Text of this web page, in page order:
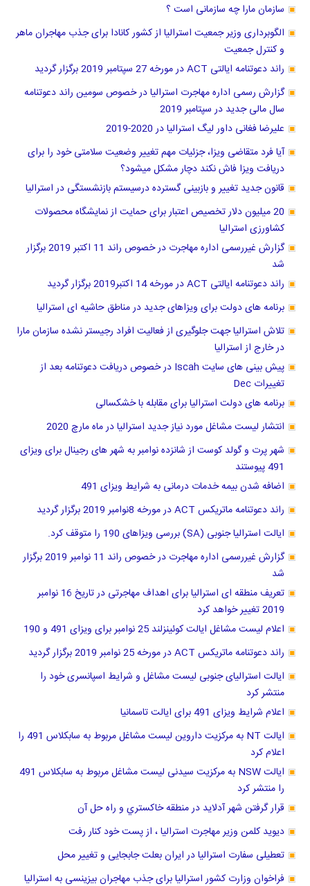
سازمان مارا چه سازمانی است ؟
الگوبرداری وزیر جمعیت استرالیا از کشور کانادا برای جذب مهاجران ماهر
و کنترل جمعیت
راند دعوتنامه ایالتی ACT در مورخه 27 سپتامبر 2019 برگزار گردید
گزارش رسمی اداره مهاجرت استرالیا در خصوص سومین راند دعوتنامه
سال مالی جدید در سپتامبر 2019
علیرضا فغانی داور لیگ استرالیا در 2020-2019
آیا فرد متقاضی ویزا، جزئیات مهم تغییر وضعیت سلامتی خود را برای
دریافت ویزا فاش نکند دچار مشکل میشود؟
قانون جدید تغییر و بازبینی گسترده درسیستم بازنشستگی در استرالیا
20 میلیون دلار تخصیص اعتبار برای حمایت از نمایشگاه محصولات
کشاورزی استرالیا
گزارش غیررسمی اداره مهاجرت در خصوص راند 11 اکتبر 2019 برگزار
شد
راند دعوتنامه ایالتی ACT در مورخه 14 اکتبر2019 برگزار گردید
برنامه های دولت برای ویزاهای جدید در مناطق حاشیه ای استرالیا
تلاش استرالیا جهت جلوگیری از فعالیت افراد رجیستر نشده سازمان مارا
در خارج از استرالیا
پیش بینی های سایت Iscah در خصوص دریافت دعوتنامه بعد از
تغییرات Dec
برنامه های دولت استرالیا برای مقابله با خشکسالی
انتشار لیست مشاغل مورد نیاز جدید استرالیا در ماه مارچ 2020
شهر پرت و گولد کوست از شانزده نوامبر به شهر های رجینال برای ویزای
491 پیوستند
اضافه شدن بیمه خدمات درمانی به شرایط ویزای 491
راند دعوتنامه ماتریکس ACT در مورخه 8نوامبر 2019 برگزار گردید
ایالت استرالیا جنوبی (SA) بررسی ویزاهای 190 را متوقف کرد.
گزارش غیررسمی اداره مهاجرت در خصوص راند 11 نوامبر 2019 برگزار
شد
تعریف منطقه ای استرالیا برای اهداف مهاجرتی در تاریخ 16 نوامبر
2019 تغییر خواهد کرد
اعلام لیست مشاغل ایالت کوئینزلند 25 نوامبر برای ویزای 491 و 190
راند دعوتنامه ماتریکس ACT در مورخه 25 نوامبر 2019 برگزار گردید
ایالت استرالیای جنوبی لیست مشاغل و شرایط اسپانسری خود را
منتشر کرد
اعلام شرایط ویزای 491 برای ایالت تاسمانیا
ایالت NT به مرکزیت داروین لیست مشاغل مربوط به سابکلاس 491 را
اعلام کرد
ایالت NSW به مرکزیت سیدنی لیست مشاغل مربوط به سابکلاس 491
را منتشر کرد
قرار گرفتن شهر آدلاید در منطقه خاكستري و راه حل آن
دیوید کلمن وزیر مهاجرت استرالیا ، از پست خود کنار رفت
تعطیلی سفارت استرالیا در ایران بعلت جابجایی و تغییر محل
فراخوان وزارت کشور استرالیا برای جذب مهاجران بیزینسی به استرالیا